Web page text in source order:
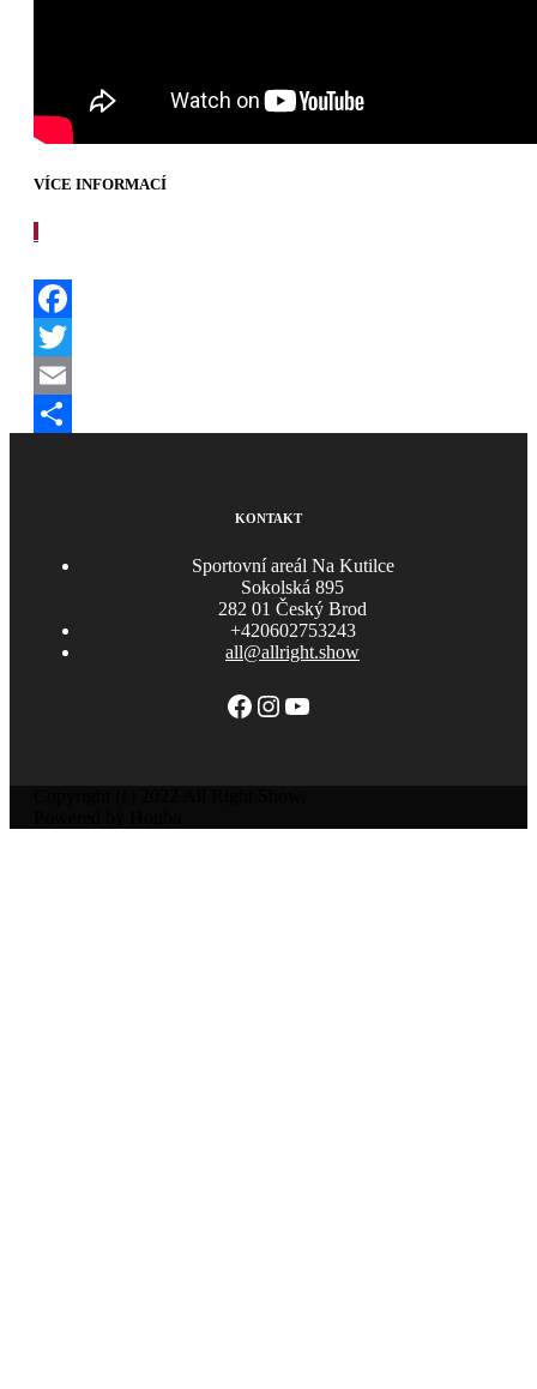
VÍCE INFORMACÍ
Facebook
Twitter
Email
KONTAKT
Sportovní areál Na Kutilce
Sokolská 895
282 01 Český Brod
+420602753243
all@allright.show
Facebook
Instagram
YouTube